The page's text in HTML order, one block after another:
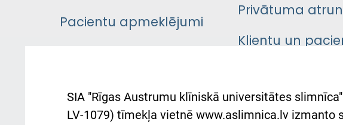
Pacientu apmeklējumi
Pacienta
atsauksmju/sūdzību
Privātuma
Klientu un
Austrumu
atbalsts
SIA "Rīgas Austrumu klīniskā universitātes
LV-1079) tīmekļa vietnē www.aslimnica.lv